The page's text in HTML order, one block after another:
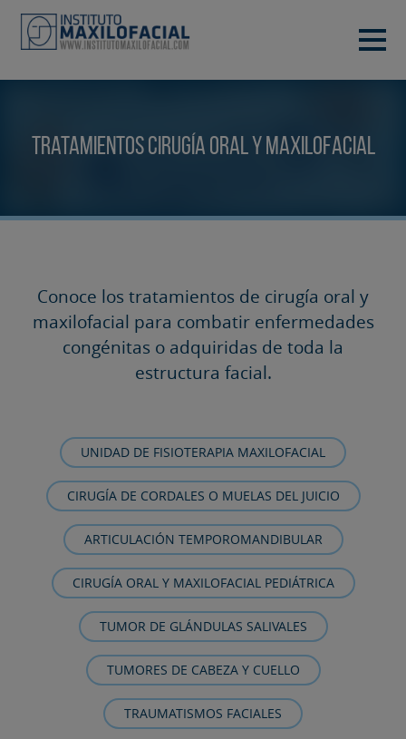
Tratamientos Cirugía Oral y Maxilofacial
Conoce los tratamientos de cirugía oral y
maxilofacial para combatir enfermedades
congénitas o adquiridas de toda la
estructura facial.
UNIDAD DE FISIOTERAPIA MAXILOFACIAL
CIRUGÍA DE CORDALES O MUELAS DEL JUICIO
ARTICULACIÓN TEMPOROMANDIBULAR
CIRUGÍA ORAL Y MAXILOFACIAL PEDIÁTRICA
TUMOR DE GLÁNDULAS SALIVALES
TUMORES DE CABEZA Y CUELLO
TRAUMATISMOS FACIALES